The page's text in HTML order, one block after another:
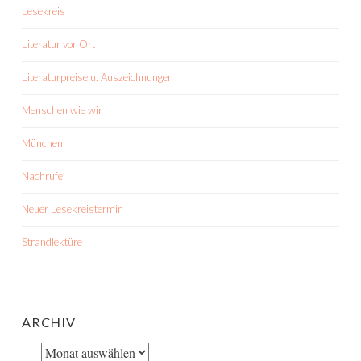
Lesekreis
Literatur vor Ort
Literaturpreise u. Auszeichnungen
Menschen wie wir
München
Nachrufe
Neuer Lesekreistermin
Strandlektüre
ARCHIV
Archiv